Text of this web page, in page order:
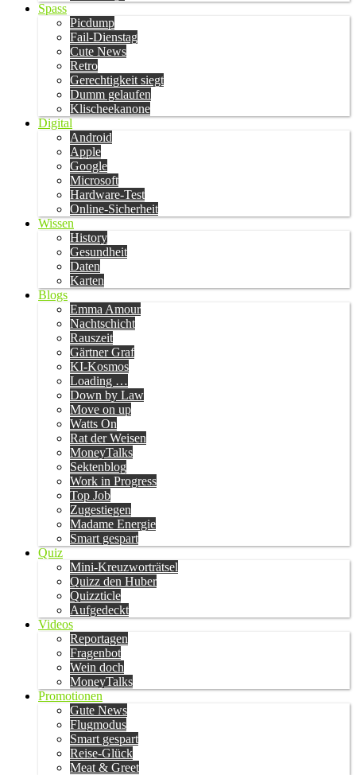
Spass
Picdump
Fail-Dienstag
Cute News
Retro
Gerechtigkeit siegt
Dumm gelaufen
Klischeekanone
Digital
Android
Apple
Google
Microsoft
Hardware-Test
Online-Sicherheit
Wissen
History
Gesundheit
Daten
Karten
Blogs
Emma Amour
Nachtschicht
Rauszeit
Gärtner Graf
KI-Kosmos
Loading …
Down by Law
Move on up
Watts On
Rat der Weisen
MoneyTalks
Sektenblog
Work in Progress
Top Job
Zugestiegen
Madame Energie
Smart gespart
Quiz
Mini-Kreuzworträtsel
Quizz den Huber
Quizzticle
Aufgedeckt
Videos
Reportagen
Fragenbot
Wein doch
MoneyTalks
Promotionen
Gute News
Flugmodus
Smart gespart
Reise-Glück
Meat & Greet